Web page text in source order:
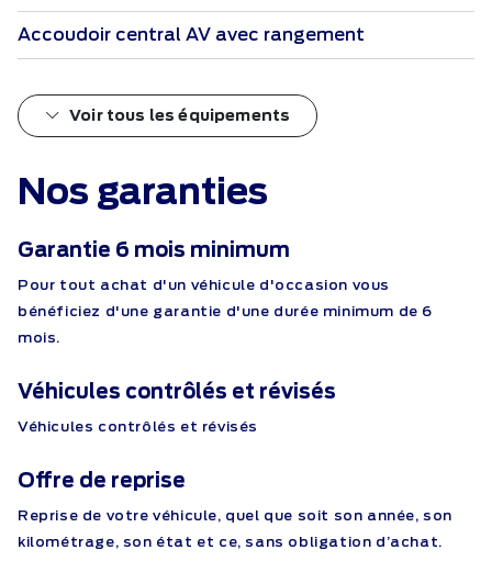
Accoudoir central AV avec rangement
Voir tous les équipements
Nos garanties
Garantie 6 mois minimum
Pour tout achat d'un véhicule d'occasion vous
bénéficiez d'une garantie d'une durée minimum de 6
mois.
Véhicules contrôlés et révisés
Véhicules contrôlés et révisés
Offre de reprise
Reprise de votre véhicule, quel que soit son année, son
kilométrage, son état et ce, sans obligation d’achat.